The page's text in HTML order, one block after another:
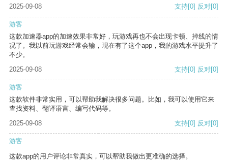
2025-09-08 支持[0] 反对[0]
游客
这款加速器app的加速效果非常好，玩游戏再也不会出现卡顿、掉线的情
况了。我以前玩游戏经常会输，现在有了这个app，我的游戏水平提升了
不少。
2025-09-08
支持[0] 反对[0]
游客
这款软件非常实用，可以帮助我解决很多问题。比如，我可以使用它来
查找资料、翻译语言、编写代码等。
2025-09-08
支持[0] 反对[0]
游客
这款app的用户评论非常真实，可以帮助我做出更准确的选择。